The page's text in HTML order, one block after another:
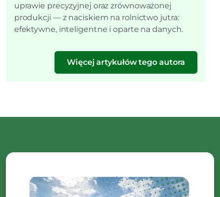
uprawie precyzyjnej oraz zrównoważonej
produkcji — z naciskiem na rolnictwo jutra:
efektywne, inteligentne i oparte na danych.
Więcej artykułów tego autora